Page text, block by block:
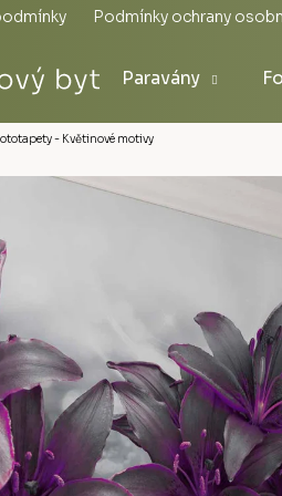
Podmínky ochrany
Paravány
- Květinové motivy